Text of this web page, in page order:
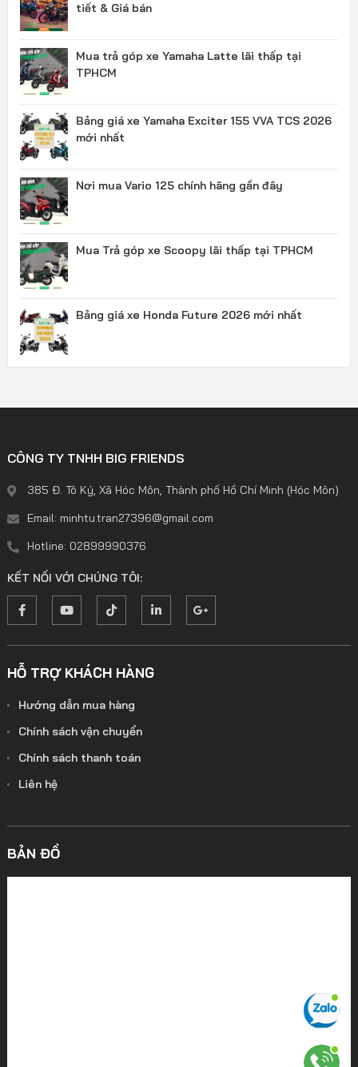
tiết & Giá bán
Mua trả góp xe Yamaha Latte lãi thấp tại
TPHCM
Bảng giá xe Yamaha Exciter 155 VVA TCS 2026
mới nhất
Nơi mua Vario 125 chính hãng gần đây
Mua Trả góp xe Scoopy lãi thấp tại TPHCM
Bảng giá xe Honda Future 2026 mới nhất
CÔNG TY TNHH BIG FRIENDS
385 Đ. Tô Ký, Xã Hóc Môn, Thành phố Hồ Chí Minh (Hóc Môn)
Email: minhtu.tran27396@gmail.com
Hotline: 02899990376
KẾT NỐI VỚI CHÚNG TÔI:
HỖ TRỢ KHÁCH HÀNG
Hướng dẫn mua hàng
Chính sách vận chuyển
Chính sách thanh toán
Liên hệ
BẢN ĐỒ